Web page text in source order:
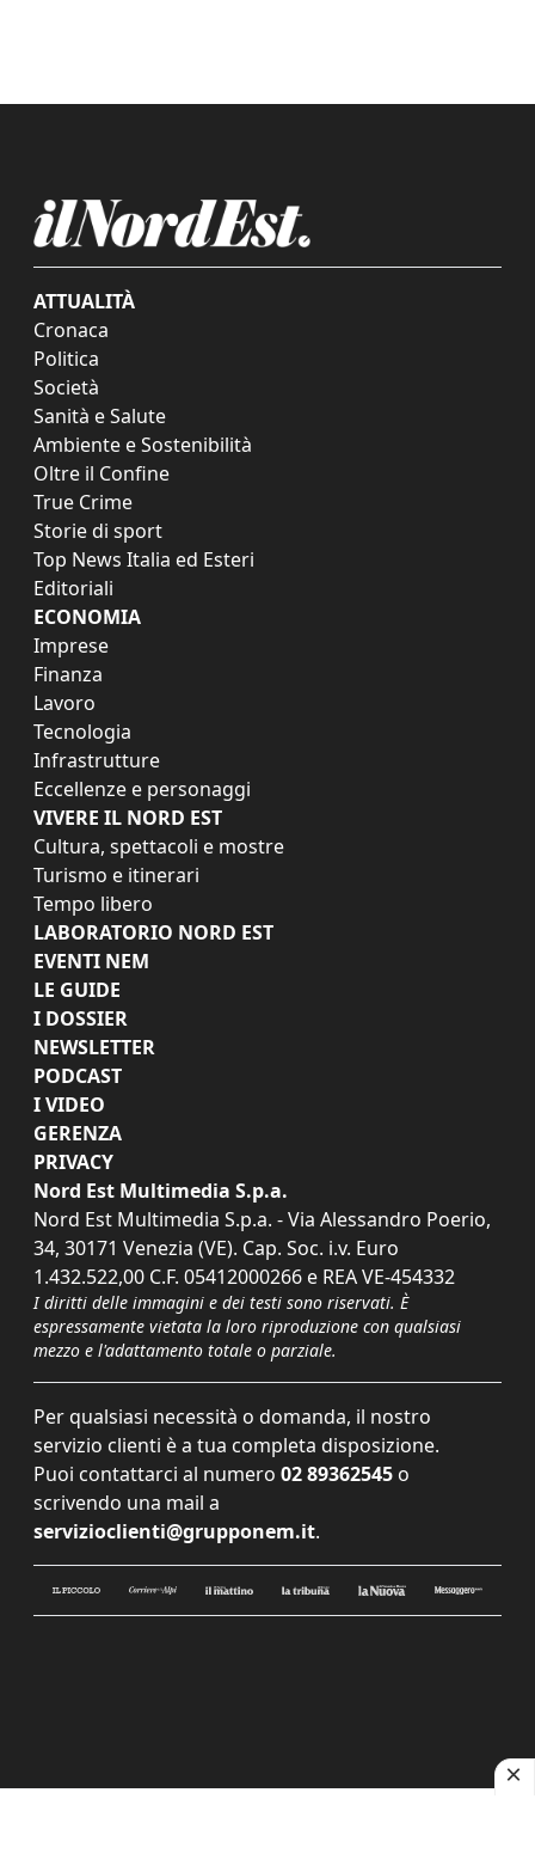
ATTUALITÀ
Cronaca
Politica
Società
Sanità e Salute
Ambiente e Sostenibilità
Oltre il Confine
True Crime
Storie di sport
Top News Italia ed Esteri
Editoriali
ECONOMIA
Imprese
Finanza
Lavoro
Tecnologia
Infrastrutture
Eccellenze e personaggi
VIVERE IL NORD EST
Cultura, spettacoli e mostre
Turismo e itinerari
Tempo libero
LABORATORIO NORD EST
EVENTI NEM
LE GUIDE
I DOSSIER
NEWSLETTER
PODCAST
I VIDEO
GERENZA
PRIVACY
Nord Est Multimedia S.p.a.
Nord Est Multimedia S.p.a. - Via Alessandro Poerio,
34, 30171 Venezia (VE). Cap. Soc. i.v. Euro
1.432.522,00 C.F. 05412000266 e REA VE-454332
I diritti delle immagini e dei testi sono riservati. È
espressamente vietata la loro riproduzione con qualsiasi
mezzo e l'adattamento totale o parziale.
Per qualsiasi necessità o domanda, il nostro
servizio clienti è a tua completa disposizione.
Puoi contattarci al numero 02 89362545 o
scrivendo una mail a
servizioclienti@grupponem.it.